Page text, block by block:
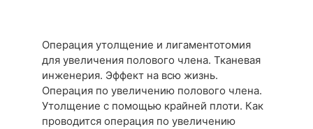
Операция утолщение и лигаментотомия
для увеличения полового члена. Тканевая
инженерия. Эффект на всю жизнь.
Операция по увеличению полового члена.
Утолщение с помощью крайней плоти. Как
проводится операция по увеличению